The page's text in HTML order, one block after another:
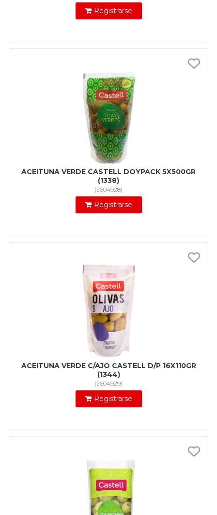
Registrarse
ACEITUNA VERDE CASTELL DOYPACK 5X500GR
(1338)
(2604928)
Registrarse
ACEITUNA VERDE C/AJO CASTELL D/P 16X110GR
(1344)
(2604929)
Registrarse